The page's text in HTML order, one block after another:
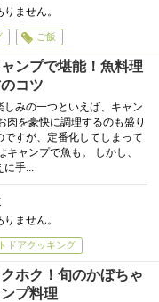
ません。
ご飯
ンプで堪能！魚料理
コツ
しみの一つといえば、キャン
肉を豪快に調理するのも盛り
ですが、定番化してしまって
キャンプで魚も。 しかし、
に手...
ません。
ドアクッキング
ホク！旬のかぼちゃ
プ料理